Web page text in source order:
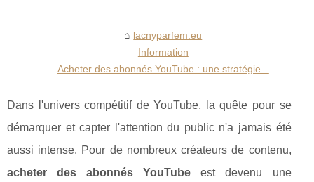
lacnyparfem.eu
Information
Acheter des abonnés YouTube : une stratégie...
Dans l'univers compétitif de YouTube, la quête pour se
démarquer et capter l'attention du public n'a jamais été
aussi intense. Pour de nombreux créateurs de contenu,
acheter des abonnés YouTube est devenu une